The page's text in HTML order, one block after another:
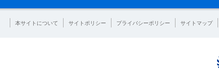
本サイトについて サイトポリシー プライバシーポリシー サイトマップ